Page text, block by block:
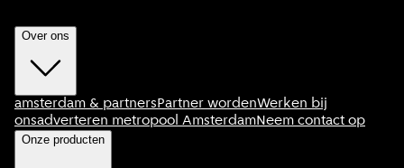
Over ons
amsterdam & partnersPartner wordenWerken bij
onsadverteren metropool AmsterdamNeem contact op
Onze producten